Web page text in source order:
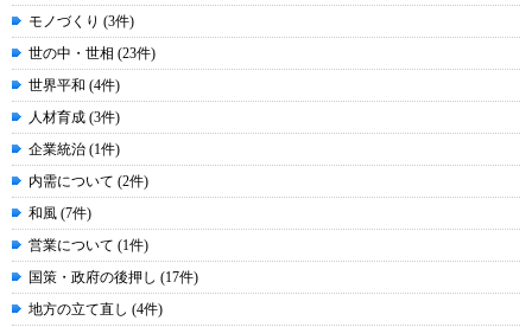
モノづくり (3件)
世の中・世相 (23件)
世界平和 (4件)
人材育成 (3件)
企業統治 (1件)
内需について (2件)
和風 (7件)
営業について (1件)
国策・政府の後押し (17件)
地方の立て直し (4件)